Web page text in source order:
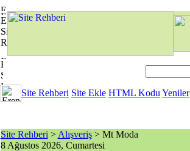
Site Rehberi Site Ekle HTML Kodu Yeniler
Site Rehberi > Alışveriş> Mt Moda
8 Ağustos 2026, Cumartesi